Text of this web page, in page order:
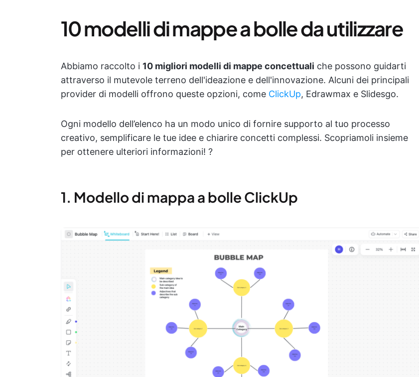
10 modelli di mappe a bolle da utilizzare
Abbiamo raccolto i 10 migliori modelli di mappe concettuali che possono guidarti
attraverso il mutevole terreno dell'ideazione e dell'innovazione. Alcuni dei principali
provider di modelli offrono queste opzioni, come ClickUp, Edrawmax e Slidesgo.
Ogni modello dell’elenco ha un modo unico di fornire supporto al tuo processo
creativo, semplificare le tue idee e chiarire concetti complessi. Scopriamoli insieme
per ottenere ulteriori informazioni! ?
1. Modello di mappa a bolle ClickUp